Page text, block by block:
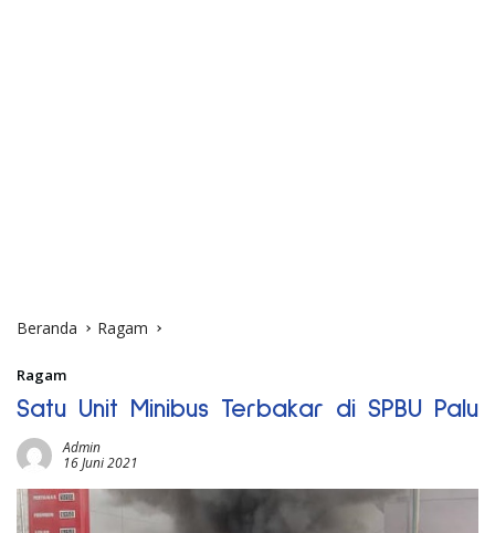
Beranda Ragam
Ragam
Satu Unit Minibus Terbakar di SPBU Palu
Admin
16 Juni 2021